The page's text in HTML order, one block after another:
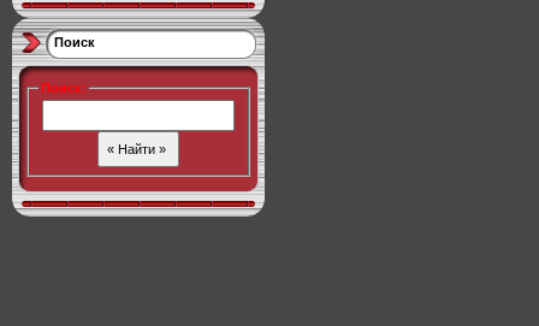
Поиск
Поиск: